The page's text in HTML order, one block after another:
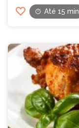
Até 15 min